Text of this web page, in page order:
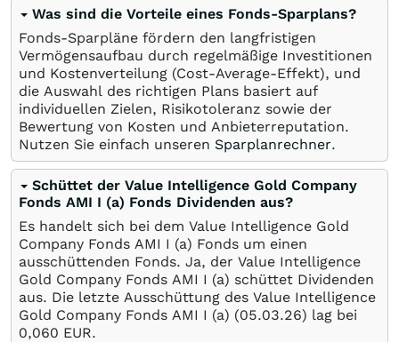
Was sind die Vorteile eines Fonds-Sparplans?
Fonds-Sparpläne fördern den langfristigen
Vermögensaufbau durch regelmäßige Investitionen
und Kostenverteilung (Cost-Average-Effekt), und
die Auswahl des richtigen Plans basiert auf
individuellen Zielen, Risikotoleranz sowie der
Bewertung von Kosten und Anbieterreputation.
Nutzen Sie einfach unseren Sparplanrechner.
Schüttet der Value Intelligence Gold Company
Fonds AMI I (a) Fonds Dividenden aus?
Es handelt sich bei dem Value Intelligence Gold
Company Fonds AMI I (a) Fonds um einen
ausschüttenden Fonds. Ja, der Value Intelligence
Gold Company Fonds AMI I (a) schüttet Dividenden
aus. Die letzte Ausschüttung des Value Intelligence
Gold Company Fonds AMI I (a) (05.03.26) lag bei
0,060 EUR.